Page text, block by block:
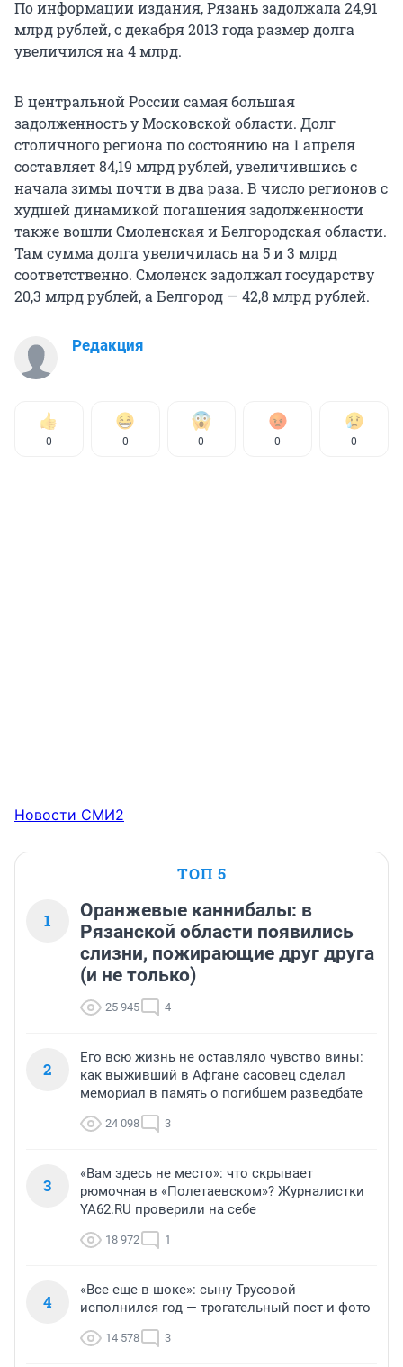
По информации издания, Рязань задолжала 24,91
млрд рублей, с декабря 2013 года размер долга
увеличился на 4 млрд.
В центральной России самая большая
задолженность у Московской области. Долг
столичного региона по состоянию на 1 апреля
составляет 84,19 млрд рублей, увеличившись с
начала зимы почти в два раза. В число регионов с
худшей динамикой погашения задолженности
также вошли Смоленская и Белгородская области.
Там сумма долга увеличилась на 5 и 3 млрд
соответственно. Смоленск задолжал государству
20,3 млрд рублей, а Белгород — 42,8 млрд рублей.
Редакция
0 0 0 0 0
Новости СМИ2
ТОП 5
1
Оранжевые каннибалы: в
Рязанской области появились
слизни, пожирающие друг друга
(и не только)
25 945 4
2
Его всю жизнь не оставляло чувство вины:
как выживший в Афгане сасовец сделал
мемориал в память о погибшем разведбате
24 098 3
3
«Вам здесь не место»: что скрывает
рюмочная в «Полетаевском»? Журналистки
YA62.RU проверили на себе
18 972 1
4
«Все еще в шоке»: сыну Трусовой
исполнился год — трогательный пост и фото
14 578 3